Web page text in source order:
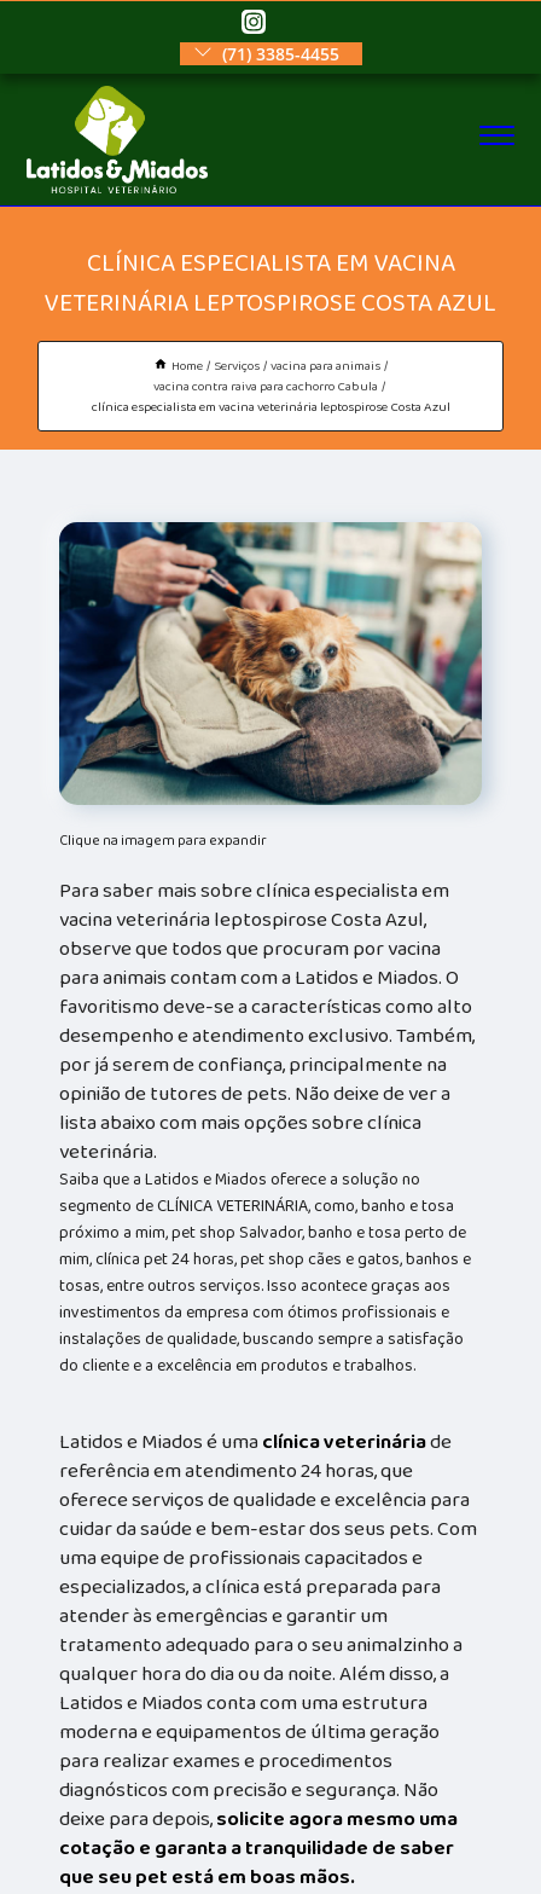
(71) 3385-4455
CLÍNICA ESPECIALISTA EM VACINA
VETERINÁRIA LEPTOSPIROSE COSTA AZUL
Home Serviços vacina para animais
vacina contra raiva para cachorro Cabula
clínica especialista em vacina veterinária leptospirose Costa Azul
Clique na imagem para expandir
Para saber mais sobre clínica especialista em
vacina veterinária leptospirose Costa Azul,
observe que todos que procuram por vacina
para animais contam com a Latidos e Miados. O
favoritismo deve-se a características como alto
desempenho e atendimento exclusivo. Também,
por já serem de confiança, principalmente na
opinião de tutores de pets. Não deixe de ver a
lista abaixo com mais opções sobre clínica
veterinária.
Saiba que a Latidos e Miados oferece a solução no
segmento de CLÍNICA VETERINÁRIA, como, banho e tosa
próximo a mim, pet shop Salvador, banho e tosa perto de
mim, clínica pet 24 horas, pet shop cães e gatos, banhos e
tosas, entre outros serviços. Isso acontece graças aos
investimentos da empresa com ótimos profissionais e
instalações de qualidade, buscando sempre a satisfação
do cliente e a excelência em produtos e trabalhos.
Latidos e Miados é umaclínica veterináriade
referência em atendimento 24 horas, que
oferece serviços de qualidade e excelência para
cuidar da saúde e bem-estar dos seus pets. Com
uma equipe de profissionais capacitados e
especializados, a clínica está preparada para
atender às emergências e garantir um
tratamento adequado para o seu animalzinho a
qualquer hora do dia ou da noite. Além disso, a
Latidos e Miados conta com uma estrutura
moderna e equipamentos de última geração
para realizar exames e procedimentos
diagnósticos com precisão e segurança. Não
deixe para depois,solicite agora mesmo uma
cotação e garanta a tranquilidade de saber
que seu pet está em boas mãos.